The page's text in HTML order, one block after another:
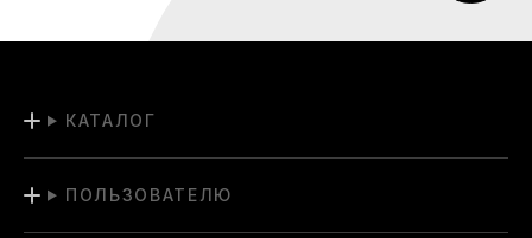
КАТАЛОГ
ПОЛЬЗОВАТЕЛЮ